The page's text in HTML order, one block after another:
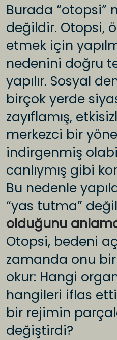
Burada “otopsi”
değildir. Otopsi,
etmek için
nedenini doğru
yapılır. Sosyal
birçok yerde
zayıflamış,
merkezci bir
indirgenmiş
canlıymış gibi
Bu nedenle
“yas tutma”
olduğunu
Otopsi, bedeni
zamanda onu bir
okur: Hangi
hangileri iflas
bir rejimin
değiştirdi?